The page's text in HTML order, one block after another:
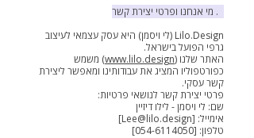
Lilo.Design (לי ויסמן) היא עסק עצמאי לעיצוב
גרפי הפועל בישראל.
האתר שלנו (www.lilo.design) משמש
כפורטפוליו המציג את עבודותינו ומאפשר ליצירת
קשר עסקי.
פרטי יצירת קשר לנושאי פרטיות:
שם: לי ויסמן - לילו דיזיין
אימייל: [Lee@lilo.design
]
טלפון: [054-6114050]